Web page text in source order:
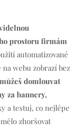
prostoru firmám
automatizované
webu zobrazí bez
domlouvat
za bannery,
a testuj, co nejlépe
zhoršovat